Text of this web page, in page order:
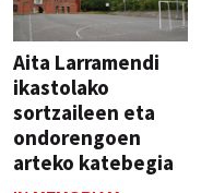
Aita Larramendi
ikastolako
sortzaileen eta
ondorengoen
arteko katebegia